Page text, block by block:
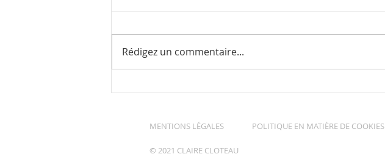
Expo jusqu'au 3 août
Rédigez un commentaire...
MENTIONS LÉGALES POLITIQUE EN MATIÈRE DE COOKIES
© 2021 CLAIRE CLOTEAU